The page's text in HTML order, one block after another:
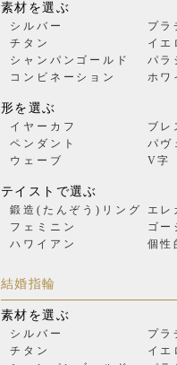
素材を選ぶ
シルバー プラ
チタン
イエ
シャンパンゴールド
パラ
コンビネーション
ホワ
形を選ぶ
イヤーカフ ブレ
ペンダント
パヴ
ウェーブ
V字
テイストで選ぶ
鍛造(たんぞう)リング エレ
フェミニン
ゴー
ハワイアン
個性
結婚指輪
素材を選ぶ
シルバー プラ
チタン
イエ